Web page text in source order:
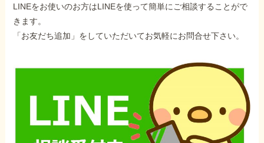
LINEをお使いのお方はLINEを使って簡単にご相談することがで
きます。
「お友だち追加」をしていただいてお気軽にお問合せ下さい。